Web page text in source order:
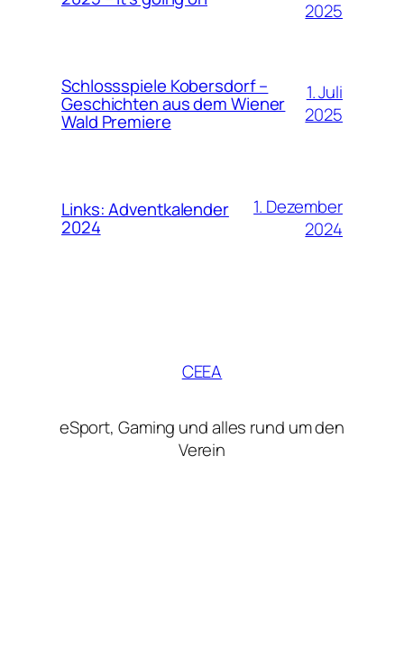
2025
Schlossspiele Kobersdorf –
Geschichten aus dem Wiener
Wald Premiere
1. Juli
2025
Links: Adventkalender
2024
1. Dezember
2024
CEEA
eSport, Gaming und alles rund um den
Verein